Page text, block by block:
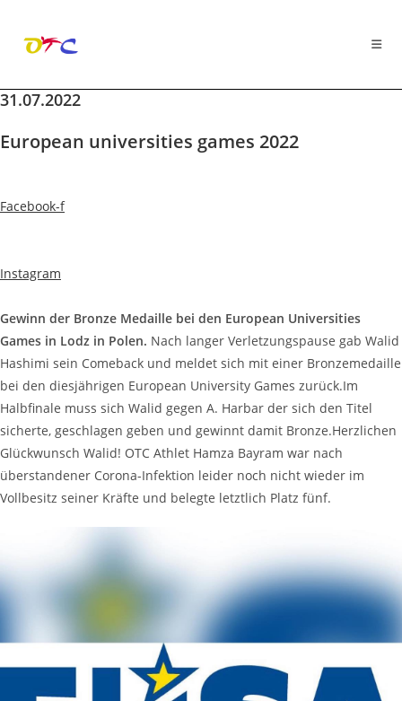
Zum
springen
31.07.2022
European universities games 2022
Facebook-f
Instagram
Gewinn der Bronze Medaille bei den European Universities
Games in Lodz in Polen. Nach langer Verletzungspause gab Walid
Hashimi sein Comeback und meldet sich mit einer Bronzemedaille
bei den diesjährigen European University Games zurück.Im
Halbfinale muss sich Walid gegen A. Harbar der sich den Titel
sicherte, geschlagen geben und gewinnt damit Bronze.Herzlichen
Glückwunsch Walid! OTC Athlet Hamza Bayram war nach
überstandener Corona-Infektion leider noch nicht wieder im
Vollbesitz seiner Kräfte und belegte letztlich Platz fünf.